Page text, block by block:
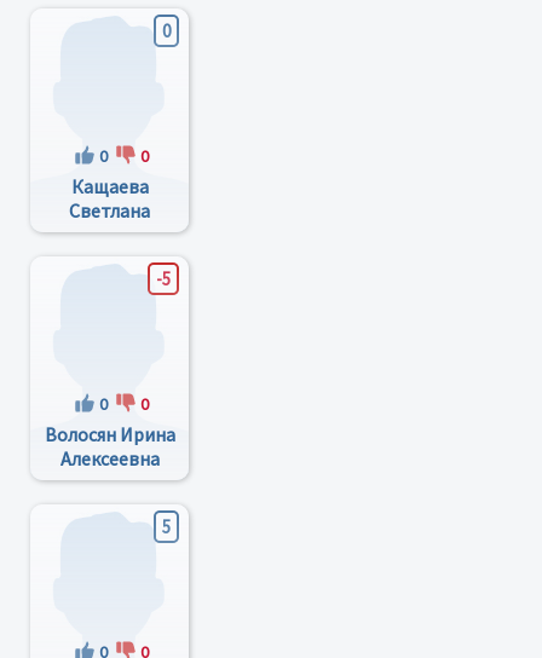
0
0 0
Кащаева
Светлана
Серафимовна
-5
0 0
Волосян Ирина
Алексеевна
5
0 0